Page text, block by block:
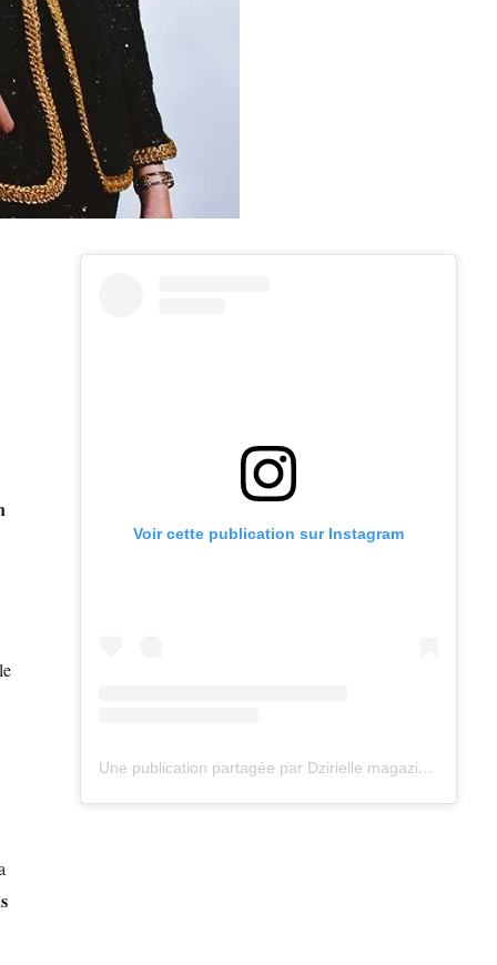
Voir cette publication sur Instagram
Une publication partagée par Dzirielle magazine (@dzirielle_magazine)